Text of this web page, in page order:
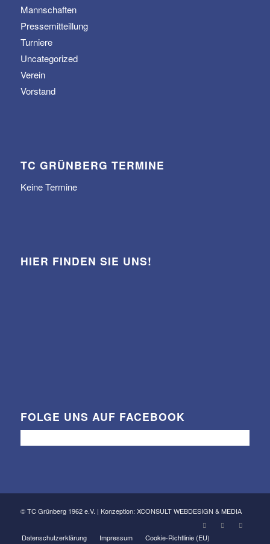
Mannschaften
Pressemitteillung
Turniere
Uncategorized
Verein
Vorstand
TC GRÜNBERG TERMINE
Keine Termine
HIER FINDEN SIE UNS!
FOLGE UNS AUF FACEBOOK
© TC Grünberg 1962 e.V. | Konzeption: XCONSULT WEBDESIGN & MEDIA
Datenschutzerklärung Impressum Cookie-Richtlinie (EU)